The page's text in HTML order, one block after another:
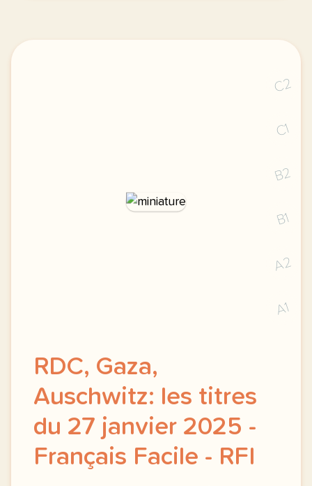
C2
C1
B2
B1
A2
A1
RDC, Gaza,
Auschwitz: les titres
du 27 janvier 2025 -
Français Facile - RFI